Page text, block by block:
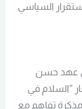
السياسي
عهد حسن
“السلام في
مذكرة تفاهم مع